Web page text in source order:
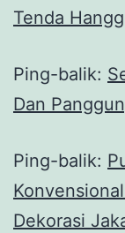
Tenda
Ping-balik:
Dan
Ping-balik:
Dekorasi